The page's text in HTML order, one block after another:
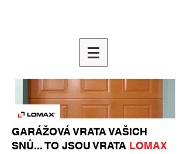
GARÁŽOVÁ VRATA VAŠICH
SNŮ... TO JSOU VRATA LOMAX